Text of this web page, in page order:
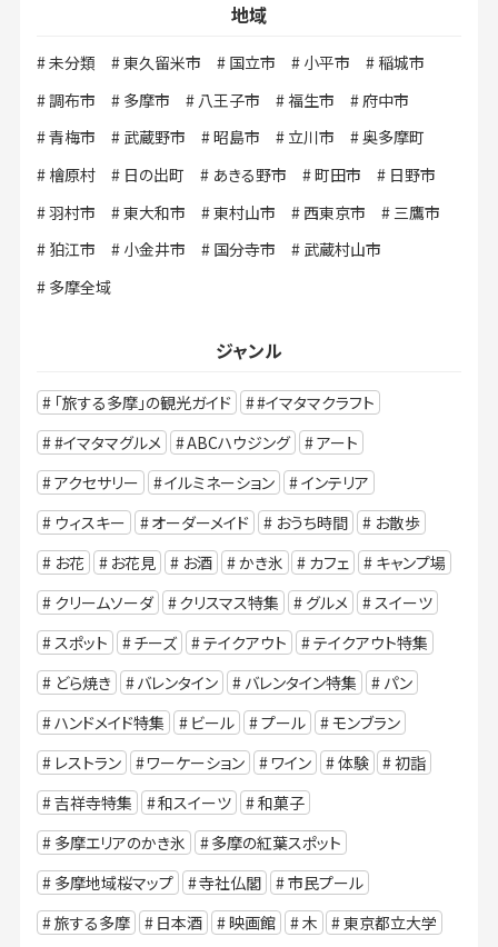
地域
未分類 東久留米市 国立市 小平市
稲城市
調布市
多摩市 八王子市 福生市
府中市
青梅市
武蔵野市 昭島市 立川市
奥多摩町
檜原村
日の出町 あきる野市 町田市
日野市
羽村市
東大和市 東村山市 西東京市
三鷹市
狛江市
小金井市 国分寺市
武蔵村山市
多摩全域
ジャンル
「旅する多摩」の観光ガイド
#イマタマクラフト
#イマタマグルメ
ABCハウジング
アート
アクセサリー
イルミネーション
インテリア
ウィスキー
オーダーメイド おうち時間
お散歩
お花
お花見 お酒 かき氷 カフェ
キャンプ場
クリームソーダ
クリスマス特集 グルメ
スイーツ
スポット
チーズ テイクアウト
テイクアウト特集
どら焼き
バレンタイン バレンタイン特集
パン
ハンドメイド特集
ビール プール
モンブラン
レストラン
ワーケーション ワイン 体験
初詣
吉祥寺特集
和スイーツ
和菓子
多摩エリアのかき氷
多摩の紅葉スポット
多摩地域桜マップ
寺社仏閣
市民プール
旅する多摩
日本酒 映画館 木
東京都立大学